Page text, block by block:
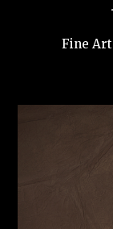
Fine